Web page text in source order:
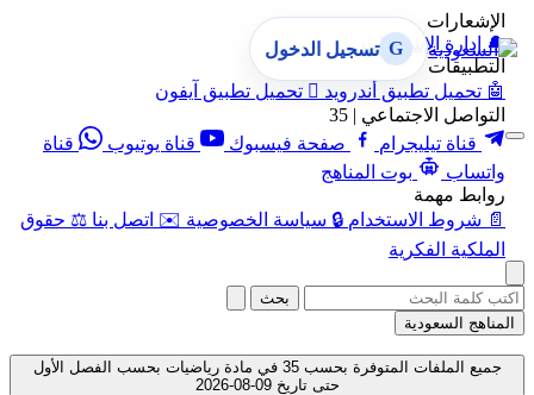
الإشعارات
🔔 إدارة الإشعارات
التطبيقات
🤖 تحميل تطبيق أندرويد  تحميل تطبيق آيفون
التواصل الاجتماعي | 35
قناة تيليجرام
صفحة فيسبوك قناة يوتيوب
قناة
واتساب
بوت المناهج
روابط مهمة
📄 شروط الاستخدام 🔒 سياسة الخصوصية ✉️ اتصل بنا ⚖️ حقوق
الملكية الفكرية
G تسجيل الدخول
بحث
المناهج السعودية
جميع الملفات المتوفرة بحسب 35 في مادة رياضيات بحسب الفصل الأول
حتى تاريخ 09-08-2026